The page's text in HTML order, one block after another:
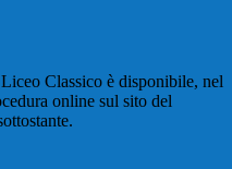
Classico è disponibile, nel
online sul sito del